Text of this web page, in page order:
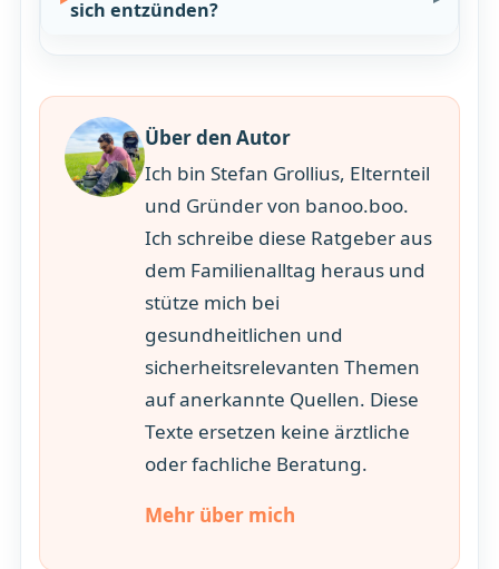
sich entzünden?
Über den Autor
Ich bin Stefan Grollius, Elternteil
und Gründer von banoo.boo.
Ich schreibe diese Ratgeber aus
dem Familienalltag heraus und
stütze mich bei
gesundheitlichen und
sicherheitsrelevanten Themen
auf anerkannte Quellen. Diese
Texte ersetzen keine ärztliche
oder fachliche Beratung.
Mehr über mich